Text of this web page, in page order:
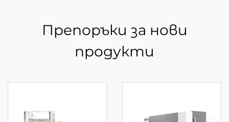
Препоръки за нови
продукти